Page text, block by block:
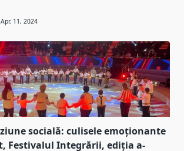
Apr. 11, 2024
socială: culisele emoționante
Festivalul Integrării, ediția a-